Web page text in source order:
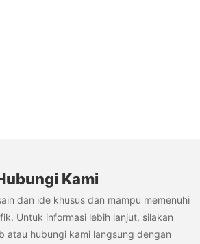
Kami
dan ide khusus dan mampu memenuhi
Untuk informasi lebih lanjut, silakan
atau hubungi kami langsung dengan